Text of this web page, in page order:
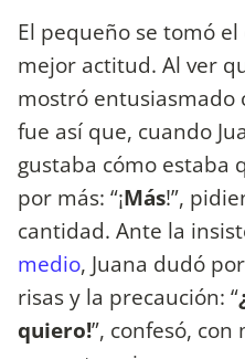
El pequeño se tomó
mejor actitud. Al ver
mostró entusiasmado
fue así que, cuando
gustaba cómo estaba
por más: “¡Más!”,
cantidad. Ante la
medio, Juana dudó
risas y la precaución: “
quiero!”, confesó,